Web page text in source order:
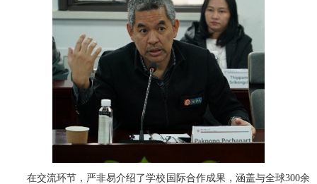
在交流环节，严非易介绍了学校国际合作成果，涵盖与全球300余